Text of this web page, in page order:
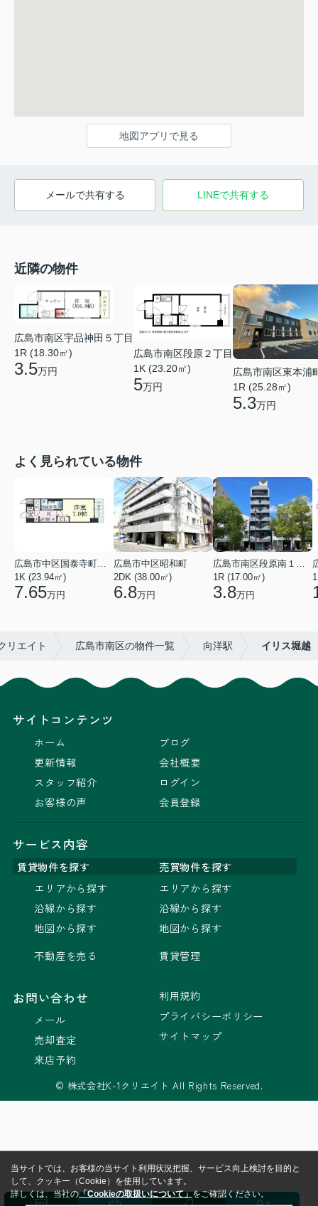
地図アプリで見る
メールで共有する LINEで共有する
近隣の物件
広島市南区宇品神田５丁目
1R (18.30㎡)
3.5万円
広島市南区段原２丁目
1K (23.20㎡)
5万円
広島市南区東本浦
1R (25.28㎡)
5.3万円
よく見られている物件
1K (23.94㎡)
7.65万円
広島市中区昭和町
2DK (38.00㎡)
6.8万円
1R (17.00㎡)
3.8万円
リエイト 広島市南区の物件一覧 向洋駅 イリス堀越
サイトコンテンツ
ホーム
更新情報
スタッフ紹介
お客様の声
ブログ
会社概要
ログイン
会員登録
サービス内容
賃貸物件を探す
売買物件を探す
エリアから探す
沿線から探す
地図から探す
不動産を売る
エリアから探す
沿線から探す
地図から探す
賃貸管理
お問い合わせ
メール
売却査定
来店予約
利用規約
プライバシーポリシー
サイトマップ
© 株式会社K-1クリエイト All Rights Reserved.
当サイトでは、お客様の当サイト利用状況把握、サービス向上検討を目的と
して、クッキー（Cookie）を使用しています。
詳しくは、当社の「Cookieの取扱いについて」をご確認ください。